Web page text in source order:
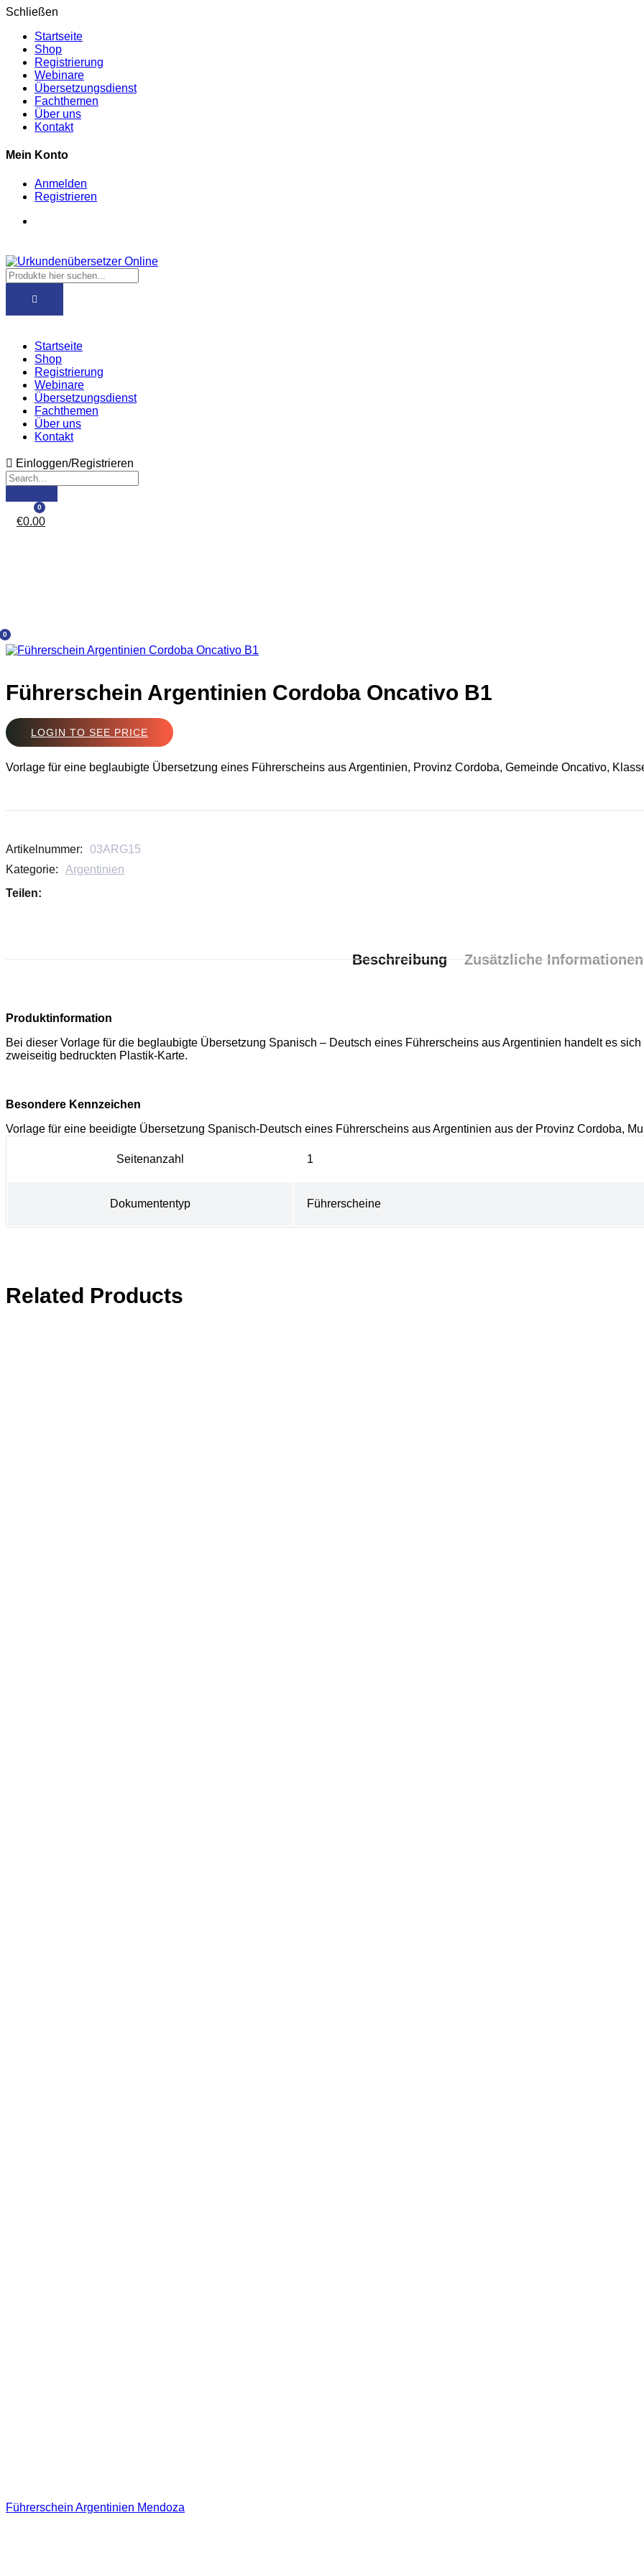
Schließen
Startseite
Shop
Registrierung
Webinare
Übersetzungsdienst
Fachthemen
Über uns
Kontakt
Mein Konto
Anmelden
Registrieren
Startseite
Shop
Registrierung
Webinare
Übersetzungsdienst
Fachthemen
Über uns
Kontakt
Einloggen/Registrieren
0
€0.00
0
Führerschein Argentinien Cordoba Oncativo B1
LOGIN TO SEE PRICE
Vorlage für eine beglaubigte Übersetzung eines Führerscheins aus Argentinien, Provinz Cordoba, Gemeinde Oncativo,
Artikelnummer:
03ARG15
Kategorie:
Argentinien
Teilen:
Beschreibung Zusätzliche Informationen
Produktinformation
Bei dieser Vorlage für die beglaubigte Übersetzung Spanisch – Deutsch eines Führerscheins aus Argentinien handelt es
zweiseitig bedruckten Plastik-Karte.
Besondere Kennzeichen
Vorlage für eine beeidigte Übersetzung Spanisch-Deutsch eines Führerscheins aus Argentinien aus der Provinz Cordoba,
Seitenanzahl 1
Dokumententyp Führerscheine
Related Products
Führerschein Argentinien Mendoza